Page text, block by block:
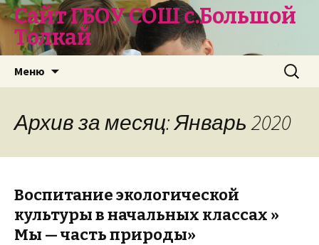
Сайт ГБОУ СОШ с.Большой
Толкай
Меню Найти:
Архив за месяц: Январь 2020
Воспитание экологической
культуры в начальных классах »
Мы — часть природы»